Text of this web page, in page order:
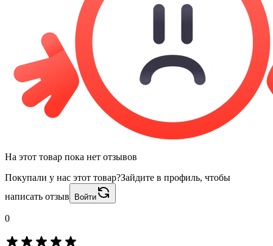
На этот товар пока нет отзывов
Покупали у нас этот товар?Зайдите в профиль, чтобы
написать отзыв
Войти
0